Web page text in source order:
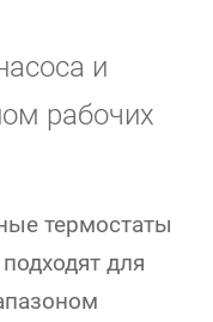
и
рабочих
термостаты
для